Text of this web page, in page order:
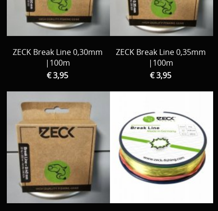
ZECK Break Line 0,30mm
|100m
€ 3,95
ZECK Break Line 0,35mm
|100m
€ 3,95